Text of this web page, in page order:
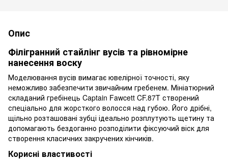
Опис
Філігранний стайлінг вусів та рівномірне
нанесення воску
Моделювання вусів вимагає ювелірної точності, яку
неможливо забезпечити звичайним гребенем. Мініатюрний
складаний гребінець Captain Fawcett CF.87T створений
спеціально для жорсткого волосся над губою. Його дрібні,
щільно розташовані зубці ідеально розплутують щетину та
допомагають бездоганно розподілити фіксуючий віск для
створення класичних закручених кінчиків.
Корисні властивості